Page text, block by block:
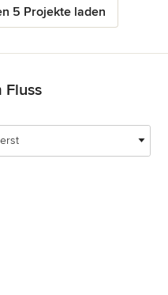
5 Projekte laden
Fluss